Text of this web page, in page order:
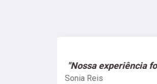
"Simplesmente
Gabriel Carvalho